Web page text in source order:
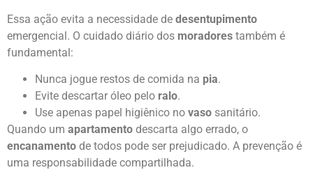
Essa ação evita a necessidade de desentupimento
emergencial. O cuidado diário dos moradores também é
fundamental:
Nunca jogue restos de comida na pia.
Evite descartar óleo pelo ralo.
Use apenas papel higiênico no vaso sanitário.
Quando um apartamento descarta algo errado, o
encanamento de todos pode ser prejudicado. A prevenção é
uma responsabilidade compartilhada.